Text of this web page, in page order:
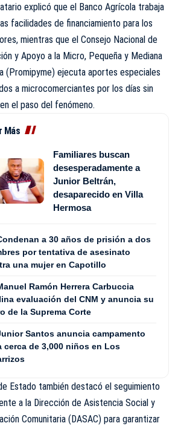
explicó que el Banco Agrícola trabaja
facilidades de financiamiento para los
mientras que el Consejo Nacional de
y Apoyo a la Micro, Pequeña y Mediana
(Promipyme) ejecuta aportes especiales
a microcomerciantes por los días sin
el paso del fenómeno.
Más
Familiares buscan
desesperadamente a
Junior Beltrán,
desaparecido en Villa
Hermosa
a 30 años de prisión a dos
por tentativa de asesinato
una mujer en Capotillo
Ramón Herrera Carbuccia
evaluación del CNM y anuncia su
de la Suprema Corte
Santos anuncia campamento
cerca de 3,000 niños en Los
Estado también destacó el seguimiento
a la Dirección de Asistencia Social y
Comunitaria (DASAC) para garantizar